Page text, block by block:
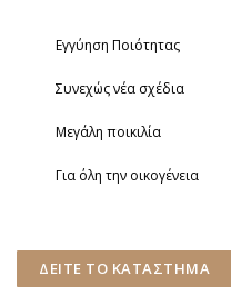
Εγγύηση Ποιότητας
Συνεχώς νέα σχέδια
Μεγάλη ποικιλία
Για όλη την οικογένεια
ΔΕΙΤΕ ΤΟ ΚΑΤΑΣΤΗΜΑ